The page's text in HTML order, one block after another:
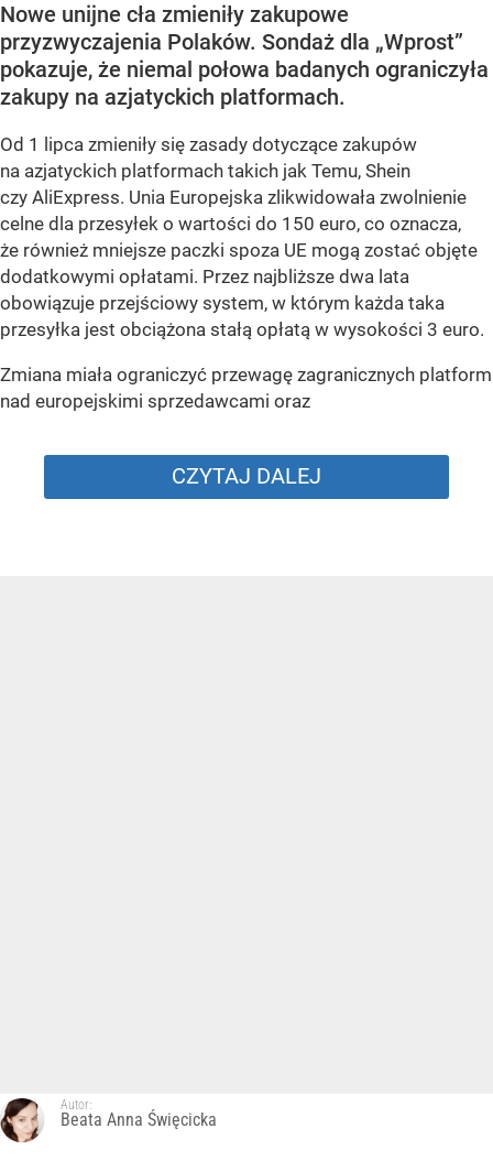
Nowe unijne cła zmieniły zakupowe
przyzwyczajenia Polaków. Sondaż dla „Wprost”
pokazuje, że niemal połowa badanych ograniczyła
zakupy na azjatyckich platformach.
Od 1 lipca zmieniły się zasady dotyczące zakupów
na azjatyckich platformach takich jak Temu, Shein
czy AliExpress. Unia Europejska zlikwidowała zwolnienie
celne dla przesyłek o wartości do 150 euro, co oznacza,
że również mniejsze paczki spoza UE mogą zostać objęte
dodatkowymi opłatami. Przez najbliższe dwa lata
obowiązuje przejściowy system, w którym każda taka
przesyłka jest obciążona stałą opłatą w wysokości 3 euro.
Zmiana miała ograniczyć przewagę zagranicznych platform
nad europejskimi sprzedawcami oraz
CZYTAJ DALEJ
Autor:
Beata Anna Święcicka